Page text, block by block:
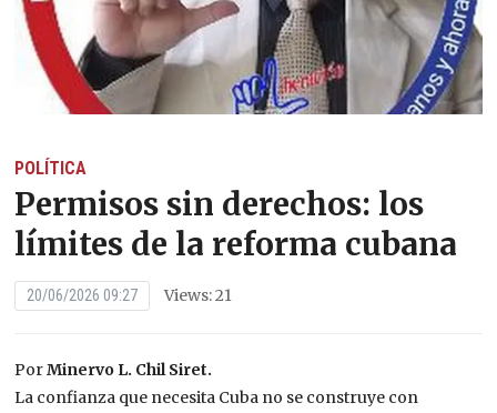
POLÍTICA
Permisos sin derechos: los
límites de la reforma cubana
20/06/2026 09:27 Views: 21
PorMinervo L. Chil Siret.
La confianza que necesita Cuba no se construye con